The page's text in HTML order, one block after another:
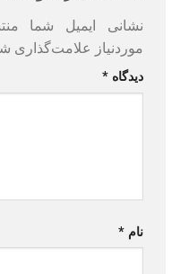
نشانی ایمیل شما
موردنیاز علامت‌گذاری
دیدگاه*
نام*